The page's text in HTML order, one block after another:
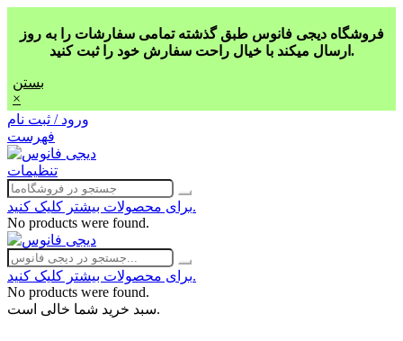
فروشگاه دیجی فانوس طبق گذشته تمامی سفارشات را به روز
ارسال میکند با خیال راحت سفارش خود را ثبت کنید.
بستن
×
ورود / ثبت نام
فهرست
تنظیمات
برای محصولات بیشتر کلیک کنید.
No products were found.
برای محصولات بیشتر کلیک کنید.
No products were found.
سبد خرید شما خالی است.